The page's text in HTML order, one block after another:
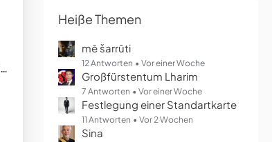
Heiße Themen
mē šarrūti
12 Antworten Vor einer Woche
Großfürstentum Lharim
7 Antworten Vor einer Woche
Festlegung einer Standartkarte
11 Antworten Vor 2 Wochen
Sina